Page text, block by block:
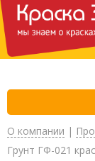
О компании |
Грунт ГФ-021